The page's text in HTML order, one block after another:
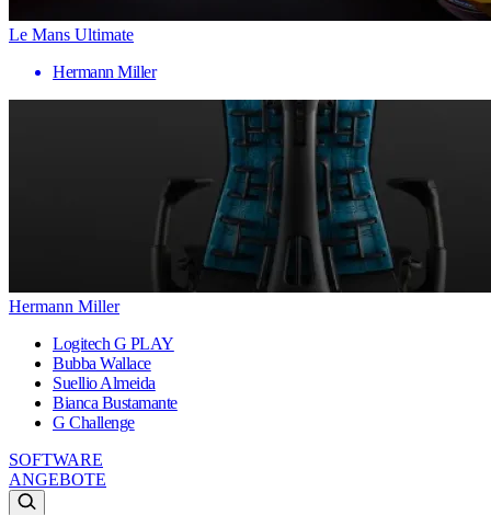
Le Mans Ultimate
Hermann Miller
Hermann Miller
Logitech G PLAY
Bubba Wallace
Suellio Almeida
Bianca Bustamante
G Challenge
SOFTWARE
ANGEBOTE